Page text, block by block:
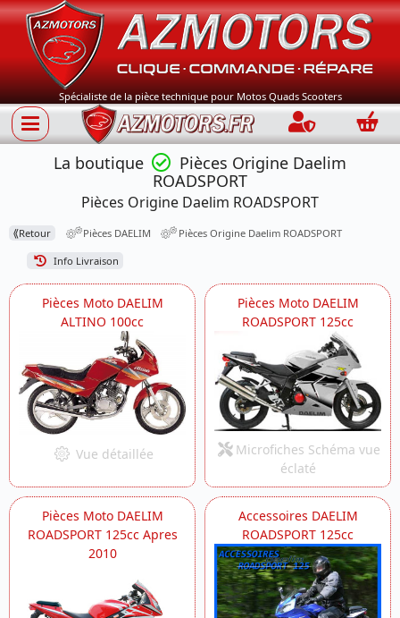
Spécialiste de la pièce technique pour Motos Quads Scooters
Connection
La boutique
Pièces Origine Daelim
ROADSPORT
Pièces Origine Daelim ROADSPORT
⟪Retour Pièces DAELIM Pièces Origine Daelim ROADSPORT
Info Livraison
Pièces Moto DAELIM
ALTINO 100cc
Vue détaillée
Pièces Moto DAELIM
ROADSPORT 125cc
Microfiches Schéma vue
éclaté
Pièces Moto DAELIM
ROADSPORT 125cc Apres
2010
Accessoires DAELIM
ROADSPORT 125cc